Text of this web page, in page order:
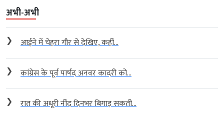
अभी-अभी
❯ आईने में चेहरा गौर से देखिए, कहीं...
❯ कांग्रेस के पूर्व पार्षद अनवर कादरी को...
❯ रात की अधूरी नींद दिनभर बिगाड़ सकती...